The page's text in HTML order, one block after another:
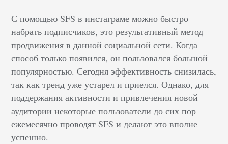
С помощью SFS в инстаграме можно быстро
набрать подписчиков, это результативный метод
продвижения в данной социальной сети. Когда
способ только появился, он пользовался большой
популярностью. Сегодня эффективность снизилась,
так как тренд уже устарел и приелся. Однако, для
поддержания активности и привлечения новой
аудитории некоторые пользователи до сих пор
ежемесячно проводят SFS и делают это вполне
успешно.